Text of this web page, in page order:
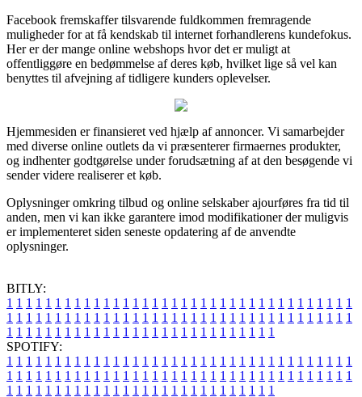
Facebook fremskaffer tilsvarende fuldkommen fremragende
muligheder for at få kendskab til internet forhandlerens kundefokus.
Her er der mange online webshops hvor det er muligt at
offentliggøre en bedømmelse af deres køb, hvilket lige så vel kan
benyttes til afvejning af tidligere kunders oplevelser.
Hjemmesiden er finansieret ved hjælp af annoncer. Vi samarbejder
med diverse online outlets da vi præsenterer firmaernes produkter,
og indhenter godtgørelse under forudsætning af at den besøgende vi
sender videre realiserer et køb.
Oplysninger omkring tilbud og online selskaber ajourføres fra tid til
anden, men vi kan ikke garantere imod modifikationer der muligvis
er implementeret siden seneste opdatering af de anvendte
oplysninger.
BITLY:
1 1 1 1 1 1 1 1 1 1 1 1 1 1 1 1 1 1 1 1 1 1 1 1 1 1 1 1 1 1 1 1 1 1 1 1
1 1 1 1 1 1 1 1 1 1 1 1 1 1 1 1 1 1 1 1 1 1 1 1 1 1 1 1 1 1 1 1 1 1 1 1
1 1 1 1 1 1 1 1 1 1 1 1 1 1 1 1 1 1 1 1 1 1 1 1 1 1 1 1
SPOTIFY:
1 1 1 1 1 1 1 1 1 1 1 1 1 1 1 1 1 1 1 1 1 1 1 1 1 1 1 1 1 1 1 1 1 1 1 1
1 1 1 1 1 1 1 1 1 1 1 1 1 1 1 1 1 1 1 1 1 1 1 1 1 1 1 1 1 1 1 1 1 1 1 1
1 1 1 1 1 1 1 1 1 1 1 1 1 1 1 1 1 1 1 1 1 1 1 1 1 1 1 1